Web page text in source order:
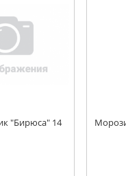
"Бирюса" 14